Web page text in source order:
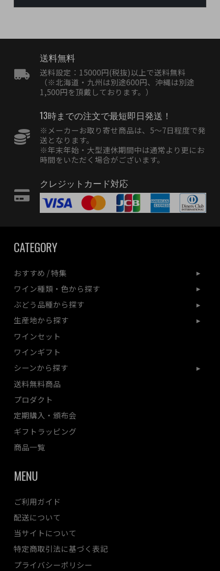
送料無料
送料設定：15000円(税抜)以上で送料無料
（※北海道・九州は別途600円、沖縄は別途
1,500円を頂戴しております。）
13時までの注文で最短即日発送！
※メーカーお取り寄せ商品は、5〜7日程度で発
送となります。
※年末年始・大型連休期間中は通常より更にお
時間をいただく場合がございます。
クレジットカード対応
CATEGORY
おすすめ / 特集
ワイン種類・色から探す
ぶどう品種から探す
生産地から探す
ワインセット
ワインギフト
シーンから探す
送料無料商品
プロダクト
定期購入・頒布会
ギフトラッピング
商品一覧
MENU
ご利用ガイド
配送について
当サイトについて
特定商取引法に基づく表記
プライバシーポリシー